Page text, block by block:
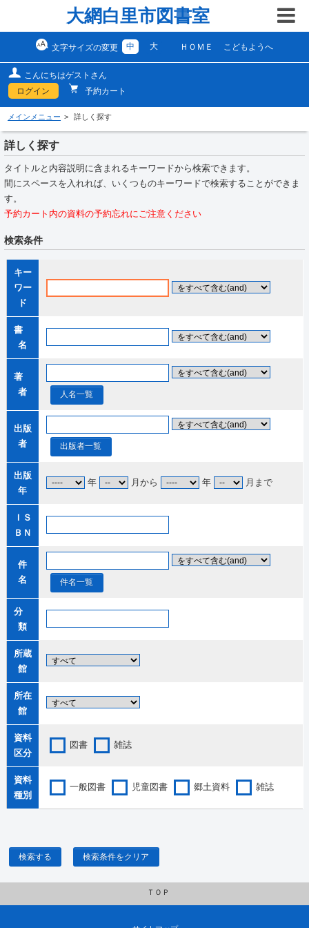
大網白里市図書室
文字サイズの変更 中 大 ＨＯＭＥ こどもようへ
こんにちはゲストさん
ログイン
予約カート
メインメニュー 詳しく探す
詳しく探す
タイトルと内容説明に含まれるキーワードから検索できます。
間にスペースを入れれば、いくつものキーワードで検索することができま
す。
予約カート内の資料の予約忘れにご注意ください
検索条件
キー
ワー
ド
書
名
著
者
人名一覧
出版
者
出版者一覧
出版
年
年 月から 年 月まで
ＩＳ
ＢＮ
件
名
件名一覧
分
類
所蔵
館
所在
館
資料
区分
図書 雑誌
資料
種別
一般図書 児童図書 郷土資料 雑誌
検索する 検索条件をクリア
ＴＯＰ